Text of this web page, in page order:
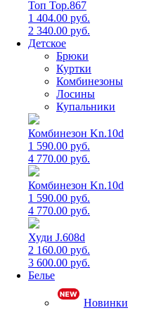
Топ Top.867
1 404.00 руб.
2 340.00 руб.
Детское
Брюки
Куртки
Комбинезоны
Лосины
Купальники
Комбинезон Kn.10d
1 590.00 руб.
4 770.00 руб.
Комбинезон Kn.10d
1 590.00 руб.
4 770.00 руб.
Худи J.608d
2 160.00 руб.
3 600.00 руб.
Белье
Новинки